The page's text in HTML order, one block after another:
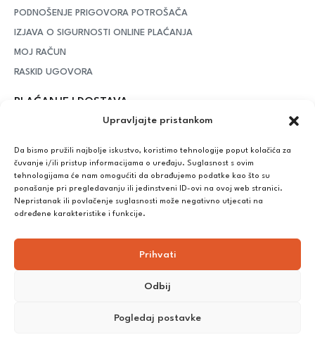
Upravljajte pristankom
Da bismo pružili najbolje iskustvo, koristimo tehnologije poput kolačića za
čuvanje i/ili pristup informacijama o uređaju. Suglasnost s ovim
tehnologijama će nam omogućiti da obrađujemo podatke kao što su
ponašanje pri pregledavanju ili jedinstveni ID-ovi na ovoj web stranici.
Nepristanak ili povlačenje suglasnosti može negativno utjecati na
određene karakteristike i funkcije.
Prihvati
Odbij
Pogledaj postavke
PODNOŠENJE PRIGOVORA POTROŠAČA
IZJAVA O SIGURNOSTI ONLINE PLAĆANJA
MOJ RAČUN
RASKID UGOVORA
PLAĆANJE I DOSTAVA
– iznad potrošenih 55 eura dostava je
Plaćanje:
Bankovna transakcija, plaćanje prilikom preuzimanja, CorvusPay